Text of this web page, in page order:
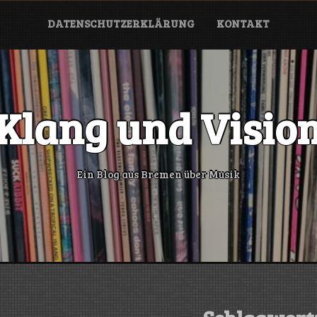
DATENSCHUTZERKLÄRUNG KONTAKT
und
Ein Blog aus Bremen über Musik